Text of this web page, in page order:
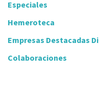
Especiales
Hemeroteca
Empresas Destacadas
Colaboraciones